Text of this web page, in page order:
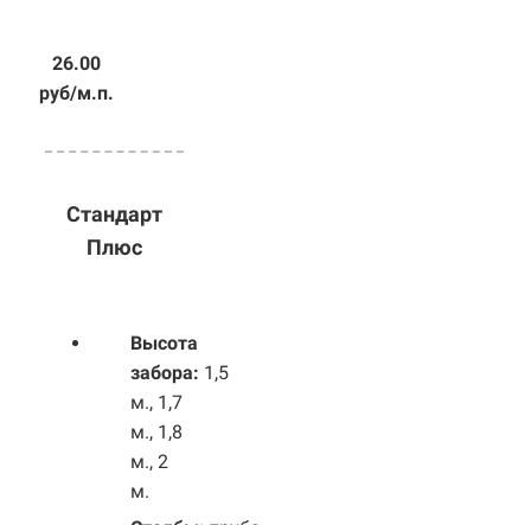
26.00
руб/м.п.
Стандарт
Плюс
Высота
забора: 1,5
м., 1,7
м., 1,8
м., 2
м.